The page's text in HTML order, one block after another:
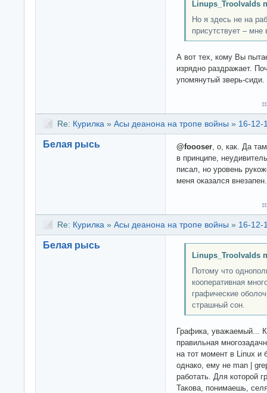
Linups_Troolvalds
Но я здесь не на
присутствует –
А вот тех, кому Вы
изрядно раздражает.
упомянутый зверь-сиди.
Re: Курилка » Асы деанона на тропе войны » 16-12-
Белая рысь @foooser , о, как. Да
в принципе,
писал, но уровень
меня оказался внезапен.
Re: Курилка » Асы деанона на тропе войны » 16-12-
Белая рысь
Linups_Troolvalds
Потому что
кооперативная
графические
страшный сон.
Графика, уважаемый...
правильная
на тот момент в Linux и
однако, ему не man |
работать. Для которой
Такова, понимаешь,